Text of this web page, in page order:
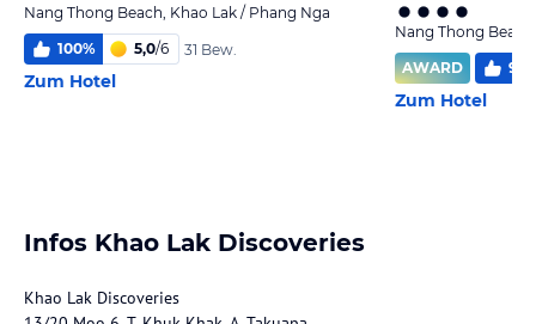
Nang Thong Beach, Khao Lak / Phang Nga
100% 5,0/6 31 Bew.
Zum Hotel
Nang Thong
AWARD
92
Zum Hotel
Infos Khao Lak Discoveries
Khao Lak Discoveries